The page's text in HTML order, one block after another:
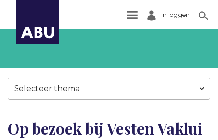
Inloggen
Selecteer thema
Op bezoek bij Vesten Vaklui